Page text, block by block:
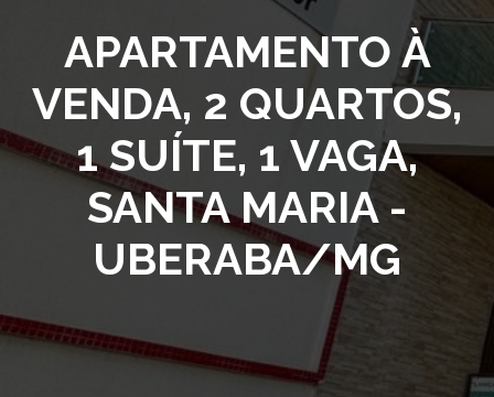
APARTAMENTO À
VENDA, 2 QUARTOS,
1 SUÍTE, 1 VAGA,
SANTA MARIA -
UBERABA/MG